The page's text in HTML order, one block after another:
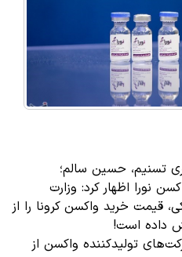
تسنیم، حسین سالم؛
نورا اظهار کرد: وزارت
قیمت خرید واکسن کرونا را از
داده است!
تولیدکننده واکسن از